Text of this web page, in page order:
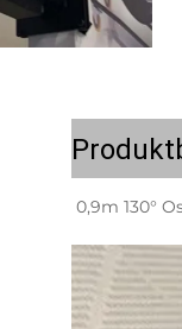
0,9m 130°